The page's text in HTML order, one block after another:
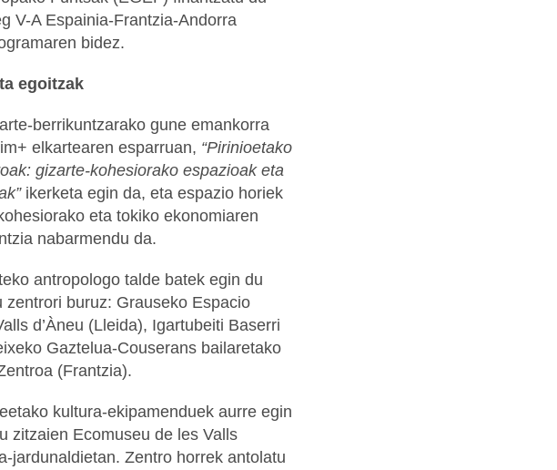
V-A Espainia-Frantzia-Andorra
bidez.
egoitzak
berrikuntzarako gune emankorra
elkartearen esparruan, “Pirinioetako
gizarte-kohesiorako espazioak eta
ikerketa egin da, eta espazio horiek
eta tokiko ekonomiaren
nabarmendu da.
antropologo talde batek egin du
zentrori buruz: Grauseko Espacio
d’Àneu (Lleida), Igartubeiti Baserri
Gaztelua-Couserans bailaretako
(Frantzia).
kultura-ekipamenduek aurre egin
zitzaien Ecomuseu de les Valls
jardunaldietan. Zentro horrek antolatu